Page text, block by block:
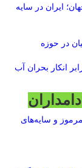
و سایه‌های